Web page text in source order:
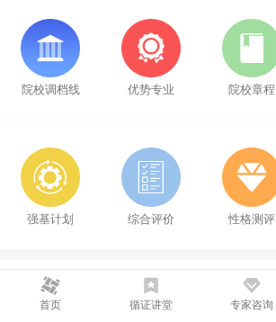
院校调档线 优势专业 院校章程
强基计划 综合评价 性格测评
一对一咨询
首页 循证讲堂 专家咨询